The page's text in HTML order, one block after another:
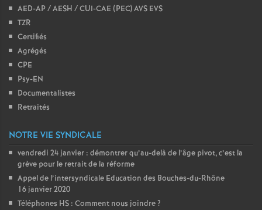
AED-AP / AESH / CUI-CAE (PEC) AVS EVS
TZR
Certifiés
Agrégés
CPE
Psy-EN
Documentalistes
Retraités
NOTRE VIE SYNDICALE
vendredi 24 janvier : démontrer qu’au-delà de l’âge pivot, c’est la
grève pour le retrait de la réforme
Appel de l’intersyndicale Education des Bouches-du-Rhône
16 janvier 2020
Téléphones HS : Comment nous joindre?